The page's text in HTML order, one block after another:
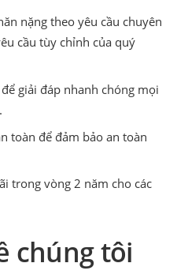
nặng theo yêu cầu chuyên
cầu tùy chỉnh của quý
giải đáp nhanh chóng mọi
toàn để đảm bảo an toàn
trong vòng 2 năm cho các
chúng tôi